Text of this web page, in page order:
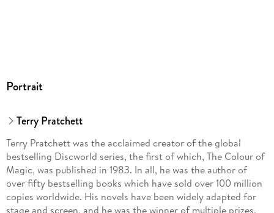
Portrait
Terry Pratchett
Terry Pratchett was the acclaimed creator of the global
bestselling Discworld series, the first of which, The Colour of
Magic, was published in 1983. In all, he was the author of
over fifty bestselling books which have sold over 100 million
copies worldwide. His novels have been widely adapted for
stage and screen, and he was the winner of multiple prizes,